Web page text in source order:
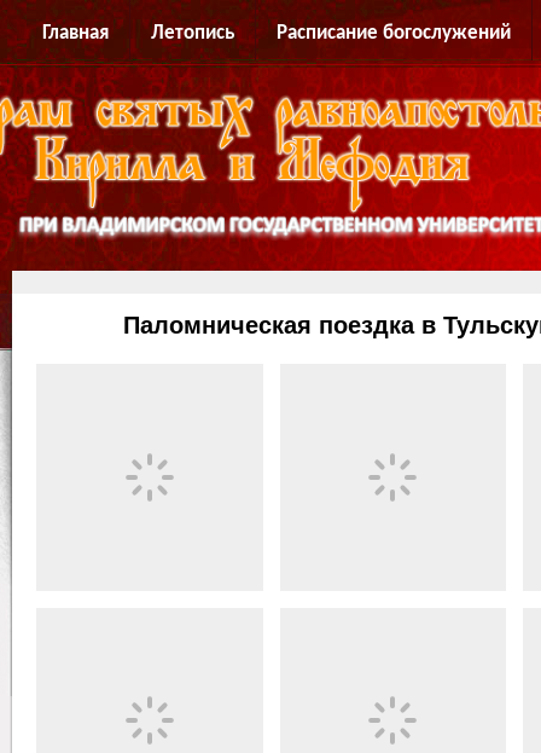
Главная Летопись Расписание богослужений
Паломническая поездка в